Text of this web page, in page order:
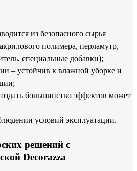
из безопасного сырья
полимера, перламутр,
специальные добавки);
– устойчив к влажной уборке и
большинство эффектов может
условий эксплуатации.
решений с
Decorazza